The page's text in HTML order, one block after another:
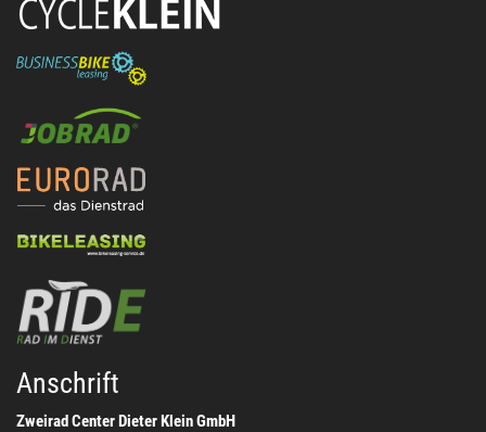
Anschrift
Zweirad Center Dieter Klein GmbH